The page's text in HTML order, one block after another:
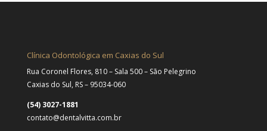
Clínica Odontológica em Caxias do Sul
Rua Coronel Flores, 810 – Sala 500 – São Pelegrino
Caxias do Sul, RS – 95034-060
(54) 3027-1881
contato@dentalvitta.com.br